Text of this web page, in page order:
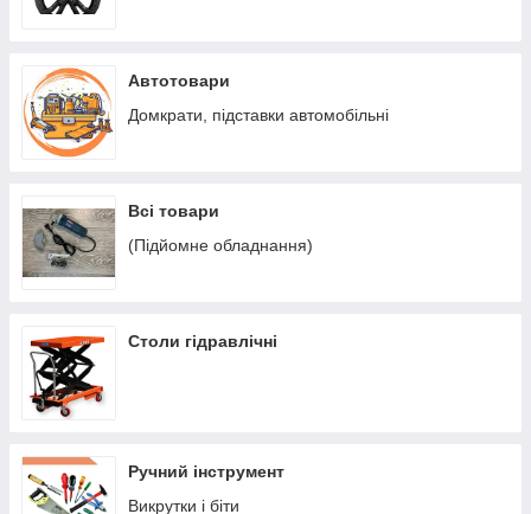
Автотовари
Домкрати, підставки автомобільні
Всі товари
(Підйомне обладнання)
Столи гідравлічні
Ручний інструмент
Викрутки і біти